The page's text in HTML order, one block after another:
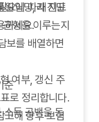
원일당, 재진단
형을 이루는지
보를 배열하면
여부, 갱신 주
로 정리합니다.
고해 향후 보험
요에 따라 지표
하세요.
준
소득 공백을 동